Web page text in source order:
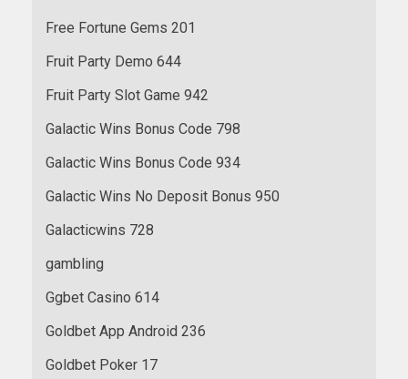
Free Fortune Gems 201
Fruit Party Demo 644
Fruit Party Slot Game 942
Galactic Wins Bonus Code 798
Galactic Wins Bonus Code 934
Galactic Wins No Deposit Bonus 950
Galacticwins 728
gambling
Ggbet Casino 614
Goldbet App Android 236
Goldbet Poker 17